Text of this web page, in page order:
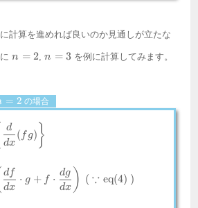
計算を進めれば良いのか見通しが立たな
にn
n = 2,n
n = 3を例に計算してみます。
= 2 の場合
dx
d
( f g) }
dx
df
⋅ g + f ⋅
dx
dg ) ( ∵ eq(4) )